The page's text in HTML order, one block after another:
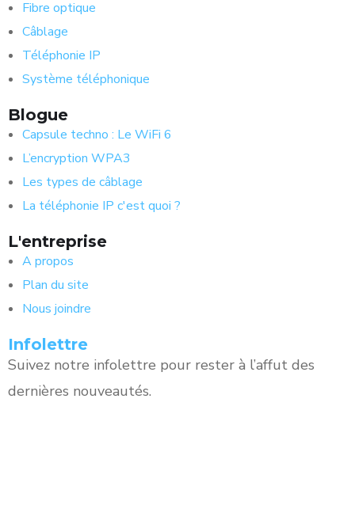
Fibre optique
Câblage
Téléphonie IP
Système téléphonique
Blogue
Capsule techno : Le WiFi 6
L’encryption WPA3
Les types de câblage
La téléphonie IP c'est quoi ?
L'entreprise
A propos
Plan du site
Nous joindre
Infolettre
Suivez notre infolettre pour rester à l’affut des
dernières nouveautés.